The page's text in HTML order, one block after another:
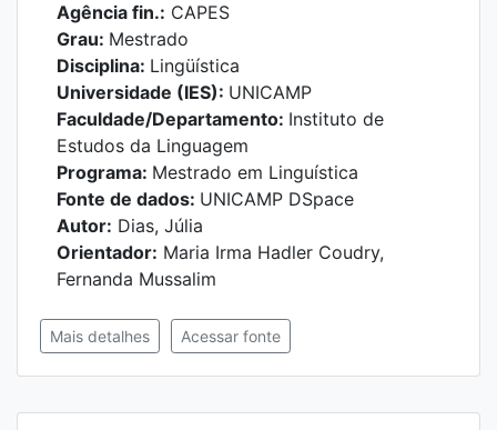
Agência fin.: CAPES
Grau: Mestrado
Disciplina: Lingüística
Universidade (IES): UNICAMP
Faculdade/Departamento: Instituto de
Estudos da Linguagem
Programa: Mestrado em Linguística
Fonte de dados: UNICAMP DSpace
Autor: Dias, Júlia
Orientador: Maria Irma Hadler Coudry,
Fernanda Mussalim
Mais detalhes Acessar fonte